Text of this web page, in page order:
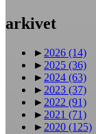
arkivet
► 2026 (14)
► 2025 (36)
► 2024 (63)
► 2023 (37)
► 2022 (91)
► 2021 (71)
► 2020 (125)